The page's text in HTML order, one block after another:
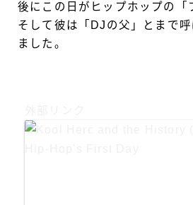
後にこの日がヒップホップの「
そして彼は「DJの父」とまで
ました。